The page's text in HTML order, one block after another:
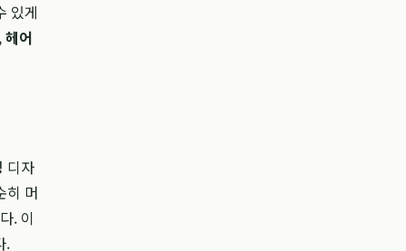
있게
헤어
디자
히 머
. 이
.